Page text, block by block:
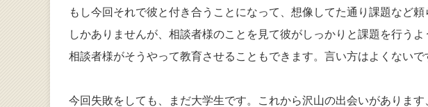
もし今回それで彼と付き合うことになって、想像してた通り課題など
しかありませんが、相談者様のことを見て彼がしっかりと課題を行う
相談者様がそうやって教育させることもできます。言い方はよくないで
今回失敗をしても、まだ大学生です。これから沢山の出会いがありま